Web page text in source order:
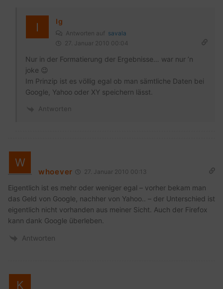
Ig
Antworten auf savala
27. Januar 2010 00:04
Nur in der Formatierung der Ergebnisse… war nur ’n
joke 😉
Im Prinzip ist es völlig egal ob man sämtliche Daten bei
Google, Yahoo oder XY speichern lässt.
Antworten
whoever 27. Januar 2010 00:13
Eigentlich ist es mehr oder weniger egal – vorher bekam man
das Geld von Google, nachher von Yahoo.. – der Unterschied ist
eigentlich nicht vorhanden aus meiner Sicht. Auch der Firefox
kann dank Google überleben.
Antworten